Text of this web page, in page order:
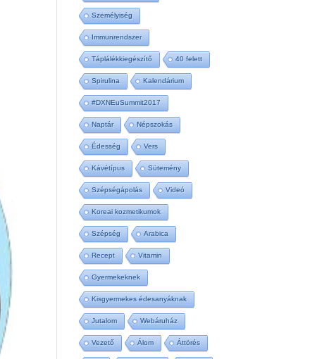
Személyiség
Immunrendszer
Táplálékkiegészítő 40 felett
Spirulina Kalendárium
#DXNEuSummit2017
Naptár Népszokás
Édesség Vers
Kávétípus Sütemény
Szépségápolás Videó
Koreai kozmetikumok
Szépség Arabica
Recept Vitamin
Gyermekeknek
Kisgyermekes édesanyáknak
Jutalom Webáruház
Vezető Álom Áttörés